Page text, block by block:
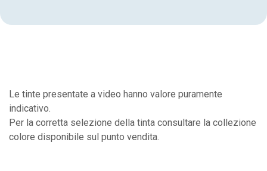
Le tinte presentate a video hanno valore puramente
indicativo.
Per la corretta selezione della tinta consultare la collezione
colore disponibile sul punto vendita.